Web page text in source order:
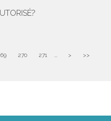
270 271 ... > >>